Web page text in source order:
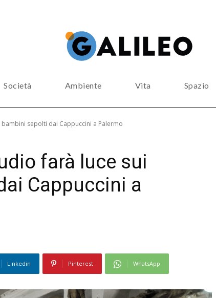
Società Ambiente Vita Spazio
sepolti dai Cappuccini a Palermo
farà luce sui
Cappuccini a
Linkedin Pinterest WhatsApp